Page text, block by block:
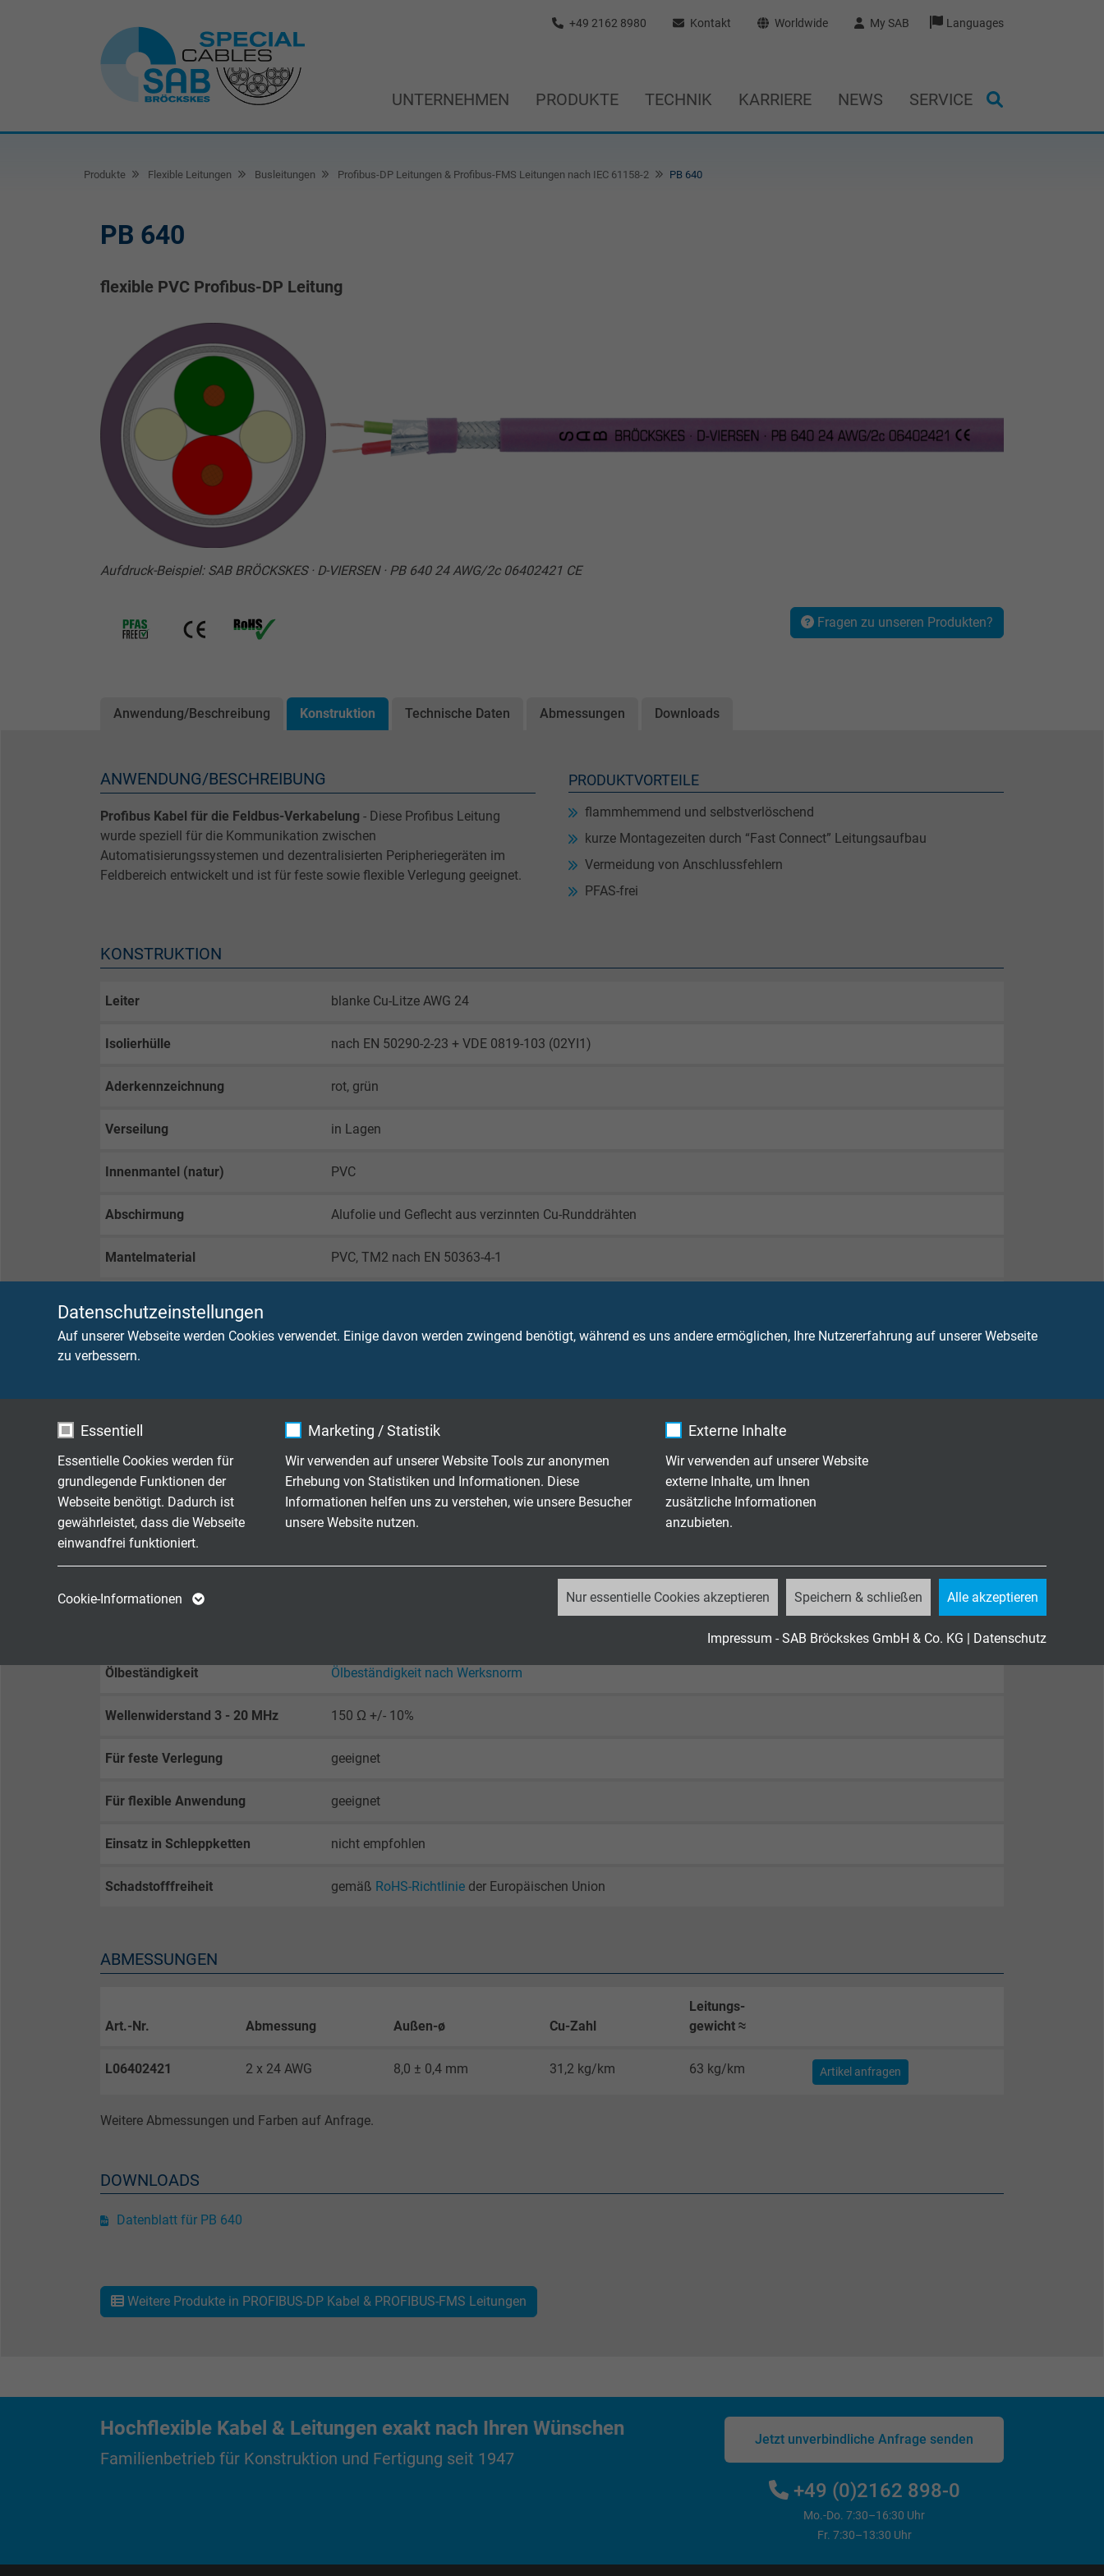
Datenschutzeinstellungen
Auf unserer Webseite werden Cookies verwendet. Einige davon werden zwingend benötigt, während es uns andere ermöglichen, Ihre Nutzererfahrung auf unserer Webseite
zu verbessern.
Essentiell
Essentielle Cookies werden für
grundlegende Funktionen der
Webseite benötigt. Dadurch ist
gewährleistet, dass die Webseite
einwandfrei funktioniert.
gewählten Tracking-
Marketing / Statistik
Wir verwenden auf unserer Website Tools zur anonymen
Erhebung von Statistiken und Informationen. Diese
Informationen helfen uns zu verstehen, wie unsere Besucher
unsere Website nutzen.
Erzeugt statistische Daten darüber, wie der
Anbieter Google LLC
Laufzeit 1 Tag
Zweck
Cookie von Google für Website-Analysen.
Externe Inhalte
Wir verwenden auf unserer Website
externe Inhalte, um Ihnen
zusätzliche Informationen
anzubieten.
Cookie-Informationen Nur essentielle Cookies akzeptieren Speichern & schließen Alle akzeptieren
Impressum - SAB Bröckskes GmbH & Co. KG | Datenschutz
+49 2162 8980 Kontakt Worldwide My SAB Languages
UNTERNEHMEN PRODUKTE TECHNIK KARRIERE NEWS SERVICE
Produkte Flexible Leitungen Busleitungen Profibus-DP Leitungen & Profibus-FMS Leitungen nach IEC 61158-2 PB 640
PB 640
flexible PVC Profibus-DP Leitung
Aufdruck-Beispiel: SAB BRÖCKSKES · D-VIERSEN · PB 640 24 AWG/2c 06402421 CE
Fragen zu unseren Produkten?
Anwendung/Beschreibung Konstruktion Technische Daten Abmessungen Downloads
ANWENDUNG/BESCHREIBUNG
Profibus Kabel für die Feldbus-Verkabelung - Diese Profibus Leitung
wurde speziell für die Kommunikation zwischen
Automatisierungssystemen und dezentralisierten Peripheriegeräten im
Feldbereich entwickelt und ist für feste sowie flexible Verlegung geeignet.
PRODUKTVORTEILE
flammhemmend und selbstverlöschend
kurze Montagezeiten durch “Fast Connect” Leitungsaufbau
Vermeidung von Anschlussfehlern
PFAS-frei
KONSTRUKTION
Leiter blanke Cu-Litze AWG 24
Isolierhülle nach EN 50290-2-23 + VDE 0819-103 (02YI1)
Aderkennzeichnung rot, grün
Verseilung in Lagen
Innenmantel (natur) PVC
Abschirmung Alufolie und Geflecht aus verzinnten Cu-Runddrähten
Mantelmaterial PVC, TM2 nach EN 50363-4-1
Prüfspannung
Ader/Ader: 1500 V
Ader/Schirm: 1500 V
Mindestbiegeradius 12 x d
Temperaturbereich
nicht bewegt: -30/+70 °C
IEC 60332-1-2 + VDE 0482-332-1-2
Ölbeständigkeit Ölbeständigkeit nach Werksnorm
Wellenwiderstand 3 - 20 MHz 150 Ω +/- 10%
Für feste Verlegung geeignet
Für flexible Anwendung geeignet
Einsatz in Schleppketten nicht empfohlen
Schadstofffreiheit gemäß RoHS-Richtlinie der Europäischen Union
ABMESSUNGEN
Art.-Nr. Abmessung Außen-ø Cu-Zahl
Leitungs-
gewicht ≈
L06402421 2 x 24 AWG 8,0 ± 0,4 mm 31,2 kg/km 63 kg/km Artikel anfragen
Weitere Abmessungen und Farben auf Anfrage.
DOWNLOADS
Datenblatt für PB 640
Weitere Produkte in PROFIBUS-DP Kabel & PROFIBUS-FMS Leitungen
Hochflexible Kabel & Leitungen exakt nach Ihren Wünschen
Familienbetrieb für Konstruktion und Fertigung seit 1947
Jetzt unverbindliche Anfrage senden
+49 (0)2162 898-0
Mo.-Do. 7:30–16:30 Uhr
Fr. 7:30–13:30 Uhr